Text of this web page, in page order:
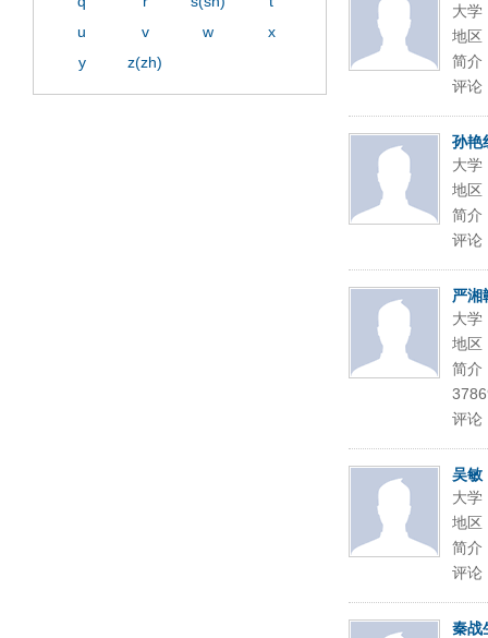
大学
地区
简介
评论
孙艳
大学
地区
简介
评论
严湘
大学
地区
简介
评论
吴敏
大学
地区
简介
评论
秦战
u
v w
x
y
z(zh)